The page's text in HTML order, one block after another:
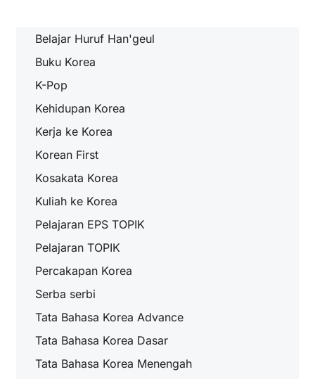
Belajar Huruf Han'geul
Buku Korea
K-Pop
Kehidupan Korea
Kerja ke Korea
Korean First
Kosakata Korea
Kuliah ke Korea
Pelajaran EPS TOPIK
Pelajaran TOPIK
Percakapan Korea
Serba serbi
Tata Bahasa Korea Advance
Tata Bahasa Korea Dasar
Tata Bahasa Korea Menengah